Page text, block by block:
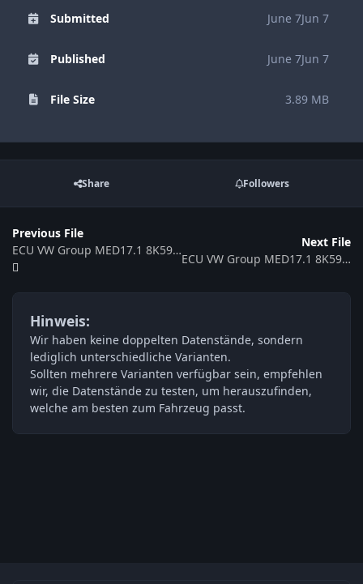
Submitted June 7Jun 7
Published June 7Jun 7
File Size 3.89 MB
Share Followers
Previous File
ECU VW Group MED17.1 8K5907115C 533828
Next File
ECU VW Group MED17.1 8K5907115C 016306
Hinweis:
Wir haben keine doppelten Datenstände, sondern
lediglich unterschiedliche Varianten.
Sollten mehrere Varianten verfügbar sein, empfehlen
wir, die Datenstände zu testen, um herauszufinden,
welche am besten zum Fahrzeug passt.